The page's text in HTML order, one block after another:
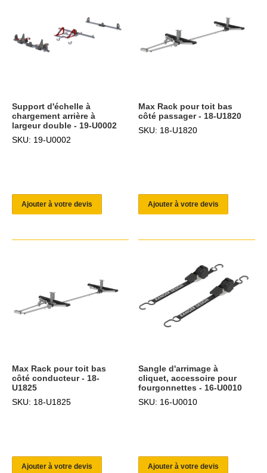
Support d'échelle à
chargement arrière à
largeur double - 19-U0002
SKU: 19-U0002
Ajouter à votre devis
Max Rack pour toit bas
côté passager - 18-U1820
SKU: 18-U1820
Ajouter à votre devis
Max Rack pour toit bas
côté conducteur - 18-
U1825
SKU: 18-U1825
Ajouter à votre devis
Sangle d'arrimage à
cliquet, accessoire pour
fourgonnettes - 16-U0010
SKU: 16-U0010
Ajouter à votre devis